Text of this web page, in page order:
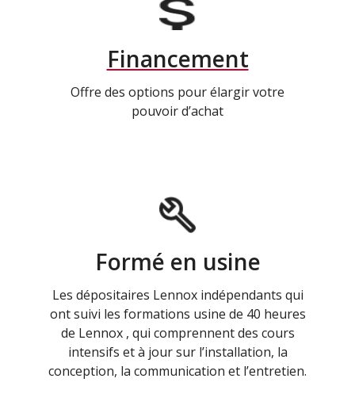
Financement
Offre des options pour élargir votre
pouvoir d’achat
Formé en usine
Les dépositaires Lennox indépendants qui
ont suivi les formations usine de 40 heures
de Lennox , qui comprennent des cours
intensifs et à jour sur l’installation, la
conception, la communication et l’entretien.